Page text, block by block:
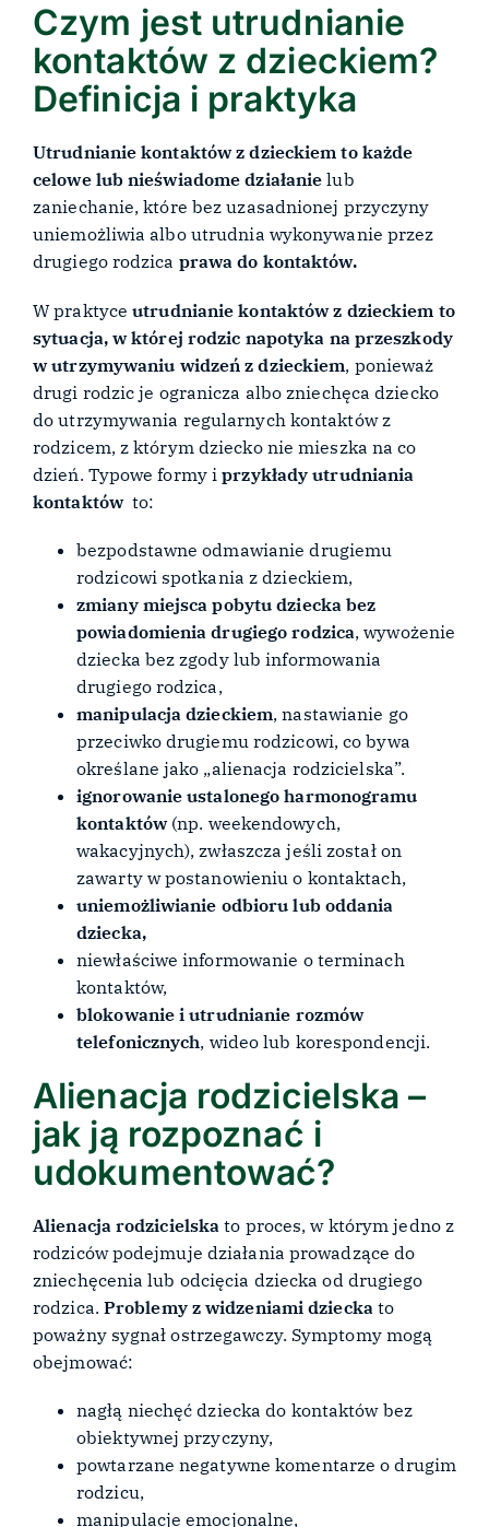
Czym jest utrudnianie
kontaktów z dzieckiem?
Definicja i praktyka
Utrudnianie kontaktów z dzieckiem to każde
celowe lub nieświadome działanie lub
zaniechanie, które bez uzasadnionej przyczyny
uniemożliwia albo utrudnia wykonywanie przez
drugiego rodzica prawa do kontaktów.
W praktyceutrudnianie kontaktów z dzieckiem to
sytuacja, w której rodzic napotyka na przeszkody
w utrzymywaniu widzeń z dzieckiem, ponieważ
drugi rodzic je ogranicza albo zniechęca dziecko
do utrzymywania regularnych kontaktów z
rodzicem, z którym dziecko nie mieszka na co
dzień. Typowe formy iprzykłady utrudniania
kontaktówto:
bezpodstawne odmawianie drugiemu
rodzicowi spotkania z dzieckiem,
zmiany miejsca pobytu dziecka bez
powiadomienia drugiego rodzica, wywożenie
dziecka bez zgody lub informowania
drugiego rodzica,
manipulacja dzieckiem, nastawianie go
przeciwko drugiemu rodzicowi, co bywa
określane jako „alienacja rodzicielska”.
ignorowanie ustalonego harmonogramu
kontaktów(np. weekendowych,
wakacyjnych), zwłaszcza jeśli został on
zawarty w postanowieniu o kontaktach,
uniemożliwianie odbioru lub oddania
dziecka,
niewłaściwe informowanie o terminach
kontaktów,
blokowanie i utrudnianie rozmów
telefonicznych, wideo lub korespondencji.
Alienacja rodzicielska –
jak ją rozpoznać i
udokumentować?
Alienacja rodzicielska to proces, w którym jedno z
rodziców podejmuje działania prowadzące do
zniechęcenia lub odcięcia dziecka od drugiego
rodzica. Problemy z widzeniami dzieckato
poważny sygnał ostrzegawczy. Symptomy mogą
obejmować:
nagłą niechęć dziecka do kontaktów bez
obiektywnej przyczyny,
powtarzane negatywne komentarze o drugim
rodzicu,
manipulacje emocjonalne,